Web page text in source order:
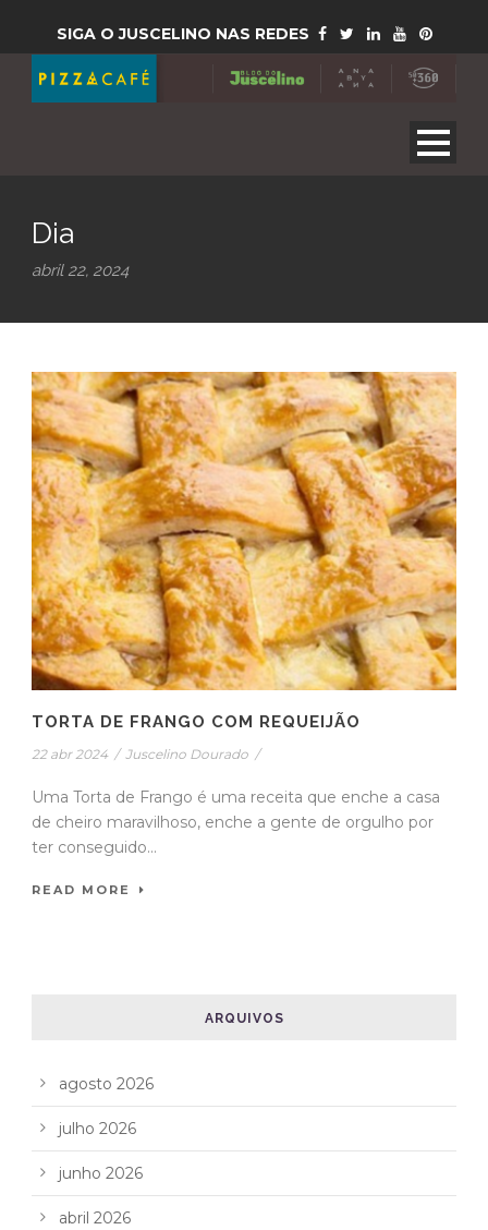
SIGA O JUSCELINO NAS REDES
Dia
abril 22, 2024
TORTA DE FRANGO COM REQUEIJÃO
22 abr 2024 / Juscelino Dourado /
Uma Torta de Frango é uma receita que enche a casa
de cheiro maravilhoso, enche a gente de orgulho por
ter conseguido...
READ MORE
ARQUIVOS
agosto 2026
julho 2026
junho 2026
abril 2026